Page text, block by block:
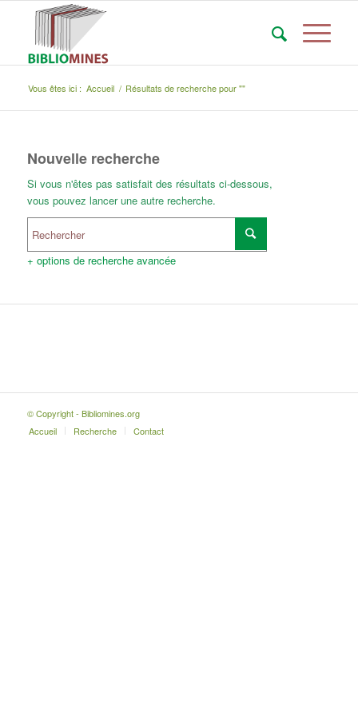
Vous êtes ici : Accueil / Résultats de recherche pour ""
Nouvelle recherche
Si vous n'êtes pas satisfait des résultats ci-dessous,
vous pouvez lancer une autre recherche.
+ options de recherche avancée
© Copyright - Bibliomines.org
Accueil
Recherche Contact